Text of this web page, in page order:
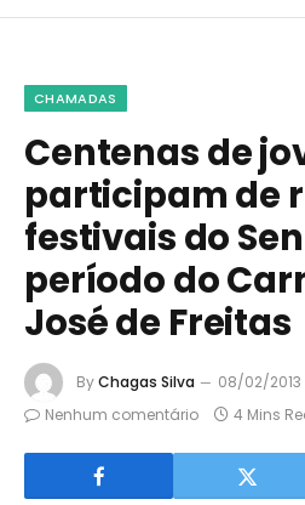
CHAMADAS
Centenas de
participam de
festivais do
período do
José de Freitas
ByChagas Silva 08/02/2013
Nenhum comentário
4 Mins